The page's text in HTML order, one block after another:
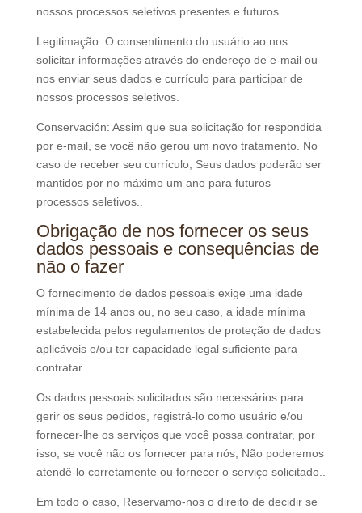
nossos processos seletivos presentes e futuros..
Legitimação: O consentimento do usuário ao nos
solicitar informações através do endereço de e-mail ou
nos enviar seus dados e currículo para participar de
nossos processos seletivos.
Conservación: Assim que sua solicitação for respondida
por e-mail, se você não gerou um novo tratamento. No
caso de receber seu currículo, Seus dados poderão ser
mantidos por no máximo um ano para futuros
processos seletivos..
Obrigação de nos fornecer os seus
dados pessoais e consequências de
não o fazer
O fornecimento de dados pessoais exige uma idade
mínima de 14 anos ou, no seu caso, a idade mínima
estabelecida pelos regulamentos de proteção de dados
aplicáveis ​​e/ou ter capacidade legal suficiente para
contratar.
Os dados pessoais solicitados são necessários para
gerir os seus pedidos, registrá-lo como usuário e/ou
fornecer-lhe os serviços que você possa contratar, por
isso, se você não os fornecer para nós, Não poderemos
atendê-lo corretamente ou fornecer o serviço solicitado..
Em todo o caso, Reservamo-nos o direito de decidir se